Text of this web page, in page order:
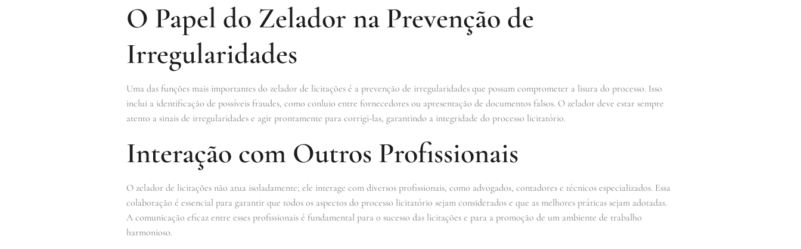
O Papel do Zelador na Prevenção de
Irregularidades
Uma das funções mais importantes do zelador de licitações é a prevenção de irregularidades que possam comprometer a lisura do processo. Isso
inclui a identificação de possíveis fraudes, como conluio entre fornecedores ou apresentação de documentos falsos. O zelador deve estar sempre
atento a sinais de irregularidades e agir prontamente para corrigi-las, garantindo a integridade do processo licitatório.
Interação com Outros Profissionais
O zelador de licitações não atua isoladamente; ele interage com diversos profissionais, como advogados, contadores e técnicos especializados. Essa
colaboração é essencial para garantir que todos os aspectos do processo licitatório sejam considerados e que as melhores práticas sejam adotadas.
A comunicação eficaz entre esses profissionais é fundamental para o sucesso das licitações e para a promoção de um ambiente de trabalho
harmonioso.